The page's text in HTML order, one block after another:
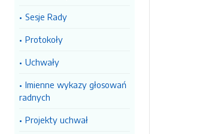
Sesje Rady
Protokoły
Uchwały
Imienne wykazy głosowań
radnych
Projekty uchwał